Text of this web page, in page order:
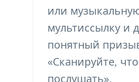
или
мультиссылку и
понятный
«Сканируйте,
послушать».